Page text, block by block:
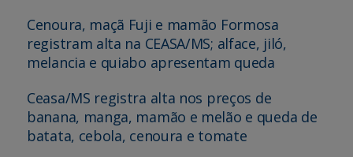
Cenoura, maçã Fuji e mamão Formosa
registram alta na CEASA/MS; alface, jiló,
melancia e quiabo apresentam queda
Ceasa/MS registra alta nos preços de
banana, manga, mamão e melão e queda de
batata, cebola, cenoura e tomate